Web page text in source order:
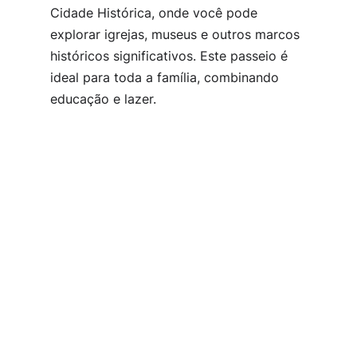
Cidade Histórica, onde você pode
explorar igrejas, museus e outros marcos
históricos significativos. Este passeio é
ideal para toda a família, combinando
educação e lazer.